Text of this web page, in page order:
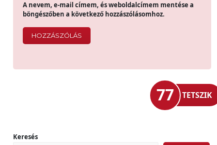
A nevem, e-mail címem, és weboldalcímem mentése a
böngészőben a következő hozzászólásomhoz.
77 TETSZIK
Keresés